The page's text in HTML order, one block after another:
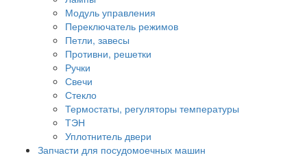
Модуль управления
Переключатель режимов
Петли, завесы
Противни, решетки
Ручки
Свечи
Стекло
Термостаты, регуляторы температуры
ТЭН
Уплотнитель двери
Запчасти для посудомоечных машин